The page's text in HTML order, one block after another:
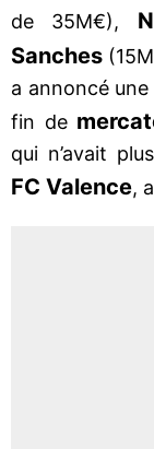
de 35M€),
Sanches
a annoncé
fin de
qui n’avait
FC Valence,